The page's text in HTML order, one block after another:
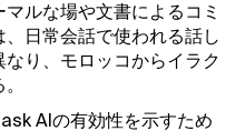
ルな場や文書によるコミ
日常会話で使われる話し
り、モロッコからイラク
AIの有効性を示すため